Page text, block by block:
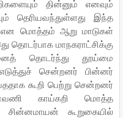
தின்னும் எனவும்
தெரியவந்துள்ளது இந்த
என மொத்தம் ஆறு மாடுகள்
தொடர்பாக மாநகராட்சிக்கு
தொடர்ந்து தூய்மை
சென்றனர் பின்னர்
கூறி பெற்று சென்றனர்
காய்கறி மொத்த
கூறுகையில்